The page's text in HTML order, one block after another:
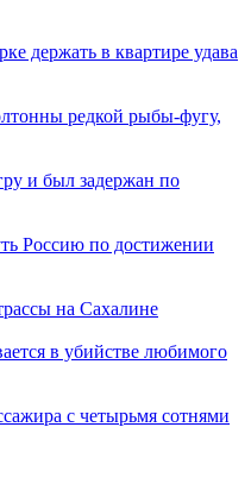
держать в квартире удава
редкой рыбы-фугу,
и был задержан по
Россию по достижении
на Сахалине
в убийстве любимого
с четырьмя сотнями